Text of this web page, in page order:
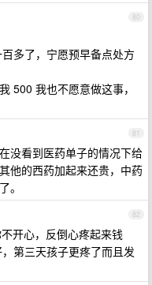
80
多了，宁愿预早备点处方
500 我也不愿意做这事，
81
没看到医药单子的情况下给
他的西药加起来还贵，中药
。
82
开心，反倒心疼起来钱
第三天孩子更疼了而且发